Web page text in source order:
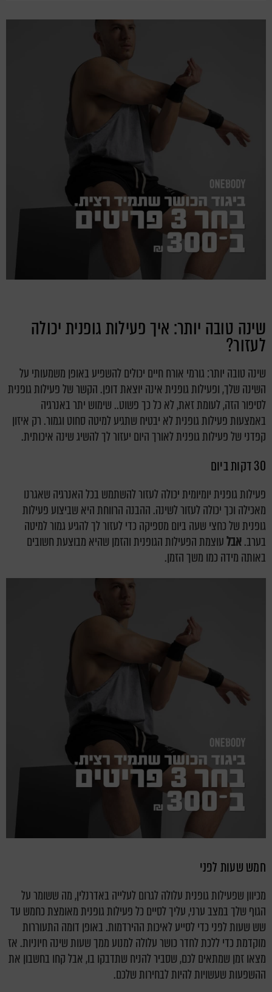
שינה טובה יותר: איך פעילות גופנית יכולה
לעזור?
שינה טובה יותר: גורמי אורח חיים יכולים להשפיע באופן משמעותי על
השינה שלך, ופעילות גופנית אינה יוצאת דופן. הקשר של פעילות גופנית
לסיפור הזה, לעומת זאת, לא כל כך פשוט.. שימוש יתר באנרגיה
באמצעות פעילות גופנית לא יבטיח שתגיע למיטה סחוט וגמור. רק איזון
קפדני של פעילות גופנית לאורך היום יעזור לך להשיג שינה איכותית.
30 דקות ביום
פעילות גופנית יומיומית יכולה לעזור להשתמש בכל האנרגיה שאגרנו
מאכילה וכך יכולה לעזור לשינה. ההבנה הרווחת היא שביצוע פעילות
גופנית של כחצי שעה ביום מספיקה כדי לעזור לך להגיע גמור למיטה
בערב.אבלעוצמת הפעילות הגופנית והזמן שהיא מבוצעת חשובים
באותה מידה כמו משך הזמן.
חמש שעות לפני
מכיוון שפעילות גופנית עלולה לגרום לעלייה באדרנלין, מה ששומר על
הגוף שלך במצב ערני, עליך לסיים כל פעילות גופנית מאומצת כחמש עד
שש שעות לפני כדי לסייע לאיכות ההירדמות. באופן דומה התעוררות
מוקדמת כדי ללכת לחדר כושר עלולה למנוע ממך שעות שינה חיוניות. אז
מצאו זמן שמתאים לכם, שסביר להניח שתדבקו בו, אבל קחו בחשבון את
ההשפעות שעשויות להיות לבחירות שלכם.